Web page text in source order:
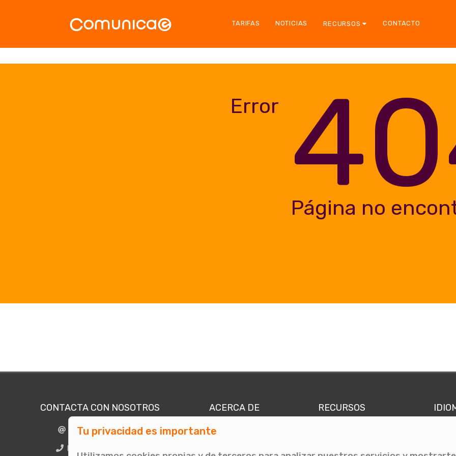
TARIFAS NOTICIAS RECURSOS CONTACTO
Error
Página no
CONTACTA CON NOSOTROS
info@comunicae.com
BCN + 34 931 702 774
ACERCA DE
Quiénes somos
RECURSOS
Tu privacidad es importante